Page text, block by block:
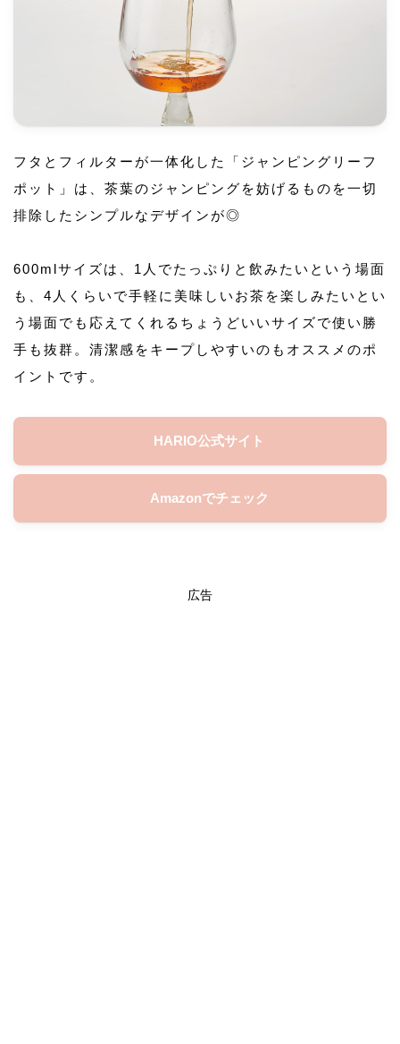
フタとフィルターが一体化した「ジャンピングリーフ
ポット」は、茶葉のジャンピングを妨げるものを一切
排除したシンプルなデザインが◎
600mlサイズは、1人でたっぷりと飲みたいという場面
も、4人くらいで手軽に美味しいお茶を楽しみたいとい
う場面でも応えてくれるちょうどいいサイズで使い勝
手も抜群。清潔感をキープしやすいのもオススメのポ
イントです。
HARIO公式サイト
Amazonでチェック
広告